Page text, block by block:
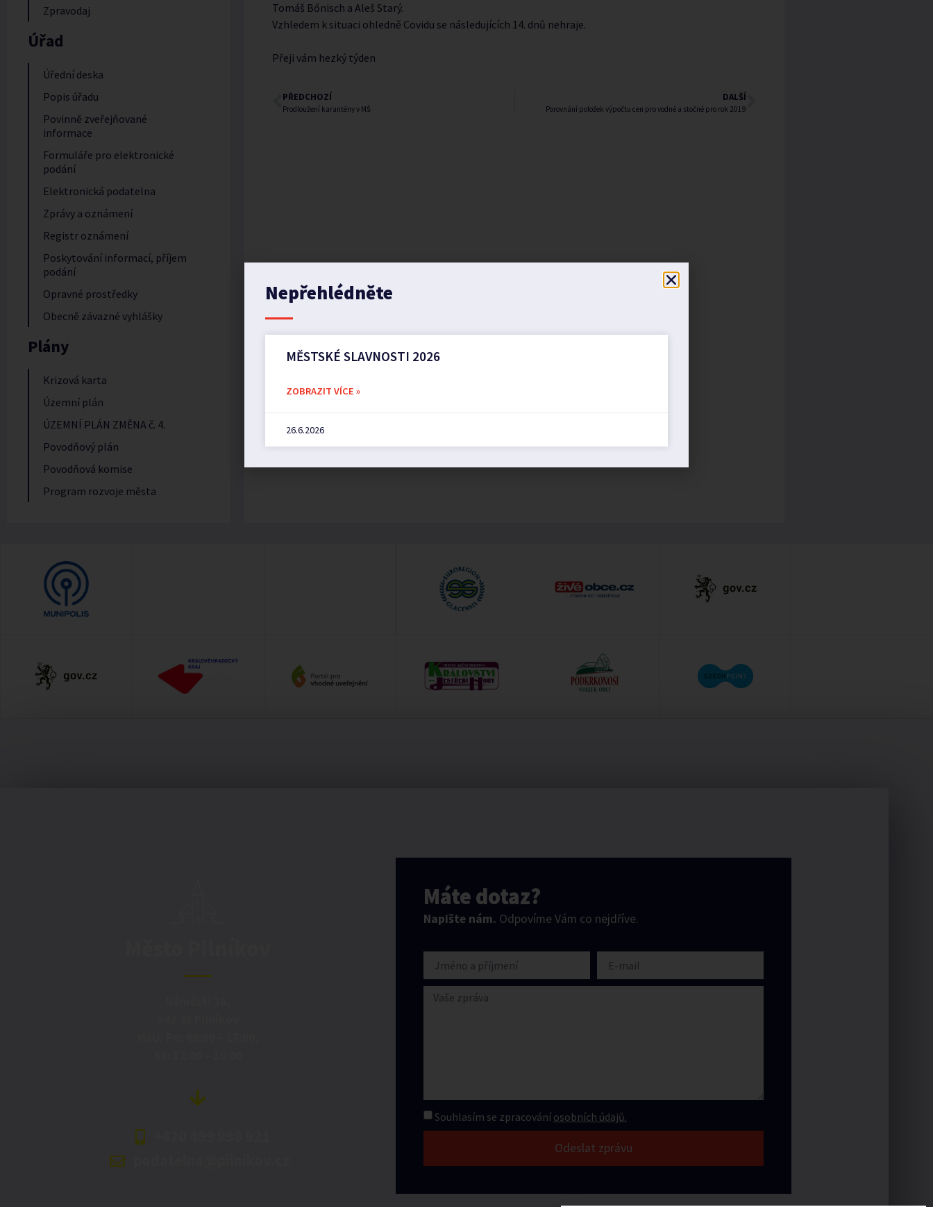
Zpravodaj
Úřad
Úřední deska
Popis úřadu
Povinně zveřejňované
informace
Formuláře pro elektronické
podání
Elektronická podatelna
Zprávy a oznámení
Registr oznámení
Poskytování informací, příjem
podání
Opravné prostředky
Obecně závazné vyhlášky
Plány
Krizová karta
Územní plán
ÚZEMNÍ PLÁN ZMĚNA č. 4.
Povodňový plán
Povodňová komise
Program rozvoje města
Tomáš Bőnisch a Aleš Starý.
Vzhledem k situaci ohledně Covidu se následujících 14. dnů nehraje.
Přeji vám hezký týden
PŘEDCHOZÍ
Prodloužení karantény v MŠ
DALŠÍ
Porovnání položek výpočtu cen pro vodné a stočné pro rok 2019
Máte dotaz?
Napište nám. Odpovíme Vám co nejdříve.
Souhlasím se zpracování osobních údajů.
Odeslat zprávu
Nepřehlédněte
MĚSTSKÉ SLAVNOSTI 2026
ZOBRAZIT VÍCE »
26.6.2026